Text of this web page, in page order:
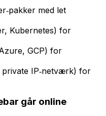
med let
Kubernetes) for
GCP) for
IP‑netværk) for
går online